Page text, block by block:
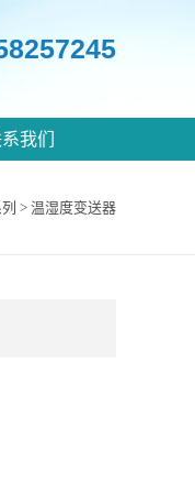
我们
> 温湿度变送器